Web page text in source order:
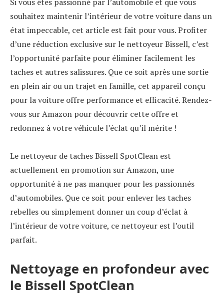
souhaitez maintenir l’intérieur de votre voiture dans un
état impeccable, cet article est fait pour vous. Profiter
d’une réduction exclusive sur le nettoyeur Bissell, c’est
l’opportunité parfaite pour éliminer facilement les
taches et autres salissures. Que ce soit après une sortie
en plein air ou un trajet en famille, cet appareil conçu
pour la voiture offre performance et efficacité. Rendez-
vous sur Amazon pour découvrir cette offre et
redonnez à votre véhicule l’éclat qu’il mérite !
Le nettoyeur de taches Bissell SpotClean est
actuellement en promotion sur Amazon, une
opportunité à ne pas manquer pour les passionnés
d’automobiles. Que ce soit pour enlever les taches
rebelles ou simplement donner un coup d’éclat à
l’intérieur de votre voiture, ce nettoyeur est l’outil
parfait.
Nettoyage en profondeur avec
le Bissell SpotClean